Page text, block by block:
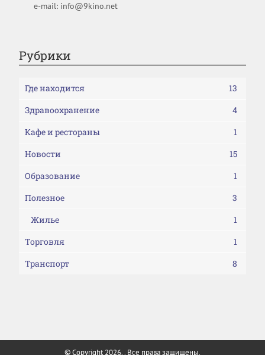
e-mail: info@9kino.net
Рубрики
Где находится
13
Здравоохранение
4
Кафе и рестораны
1
Новости
15
Образование
1
Полезное
3
Жилье
1
Торговля
1
Транспорт
8
© Copyright 2026, . Все права защищены.